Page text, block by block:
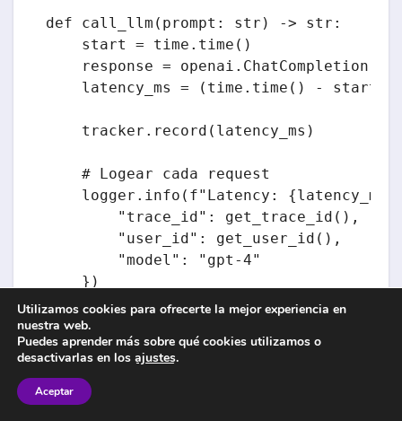
def call_llm(prompt: str) -> str:
    start = time.time()
response =
latency_ms = (time.time() - start)
    tracker.record(latency_ms)
    # Logear cada request
logger.info(f"Latency:
        "trace_id": get_trace_id(),
        "user_id": get_user_id(),
        "model": "gpt-4"
    })
return
# Cada minuto, reportar percentiles
import sched
Utilizamos cookies para ofrecerte la mejor experiencia en
nuestra web.
Puedes aprender más sobre qué cookies utilizamos o
desactivarlas en los ajustes.
Aceptar